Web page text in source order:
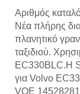
Αριθμός
Νέα πλήρης
πλανητικό
ταξιδιού.
EC330BLC.Η
για Volvo
VOE